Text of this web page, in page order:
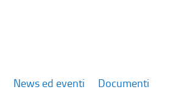
News ed eventi Documenti